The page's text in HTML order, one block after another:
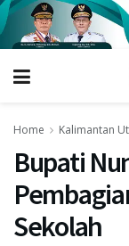
Home Kalimantan
Bupati
Sekolah